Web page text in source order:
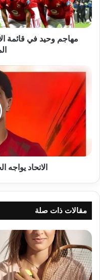
الداخلية
في
الدوري
المصريمهاجم وحيد في قائمة
الاتحاد
يواجه
الجيش
بالدوري
المصري
الاتحاد
مقالات ذات صلة